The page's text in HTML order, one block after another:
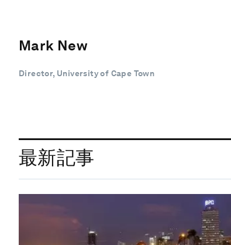
Mark New
Director, University of Cape Town
最新記事